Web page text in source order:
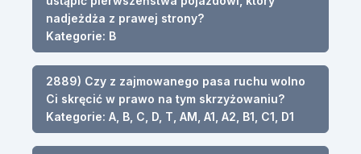
nadjeżdża z prawej strony?
Kategorie: B
2889) Czy z zajmowanego pasa ruchu wolno
Ci skręcić w prawo na tym skrzyżowaniu?
Kategorie: A, B, C, D, T, AM, A1, A2, B1, C1, D1